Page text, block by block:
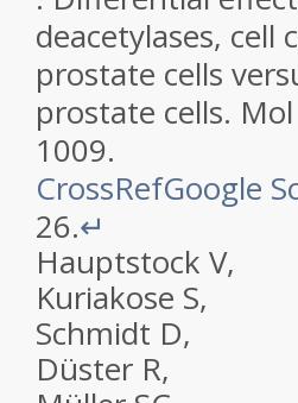
deacetylases, cell
prostate cells
prostate cells.
1009.
CrossRefGoogle
26.↵
Hauptstock V,
Kuriakose S,
Schmidt D,
Düster R,